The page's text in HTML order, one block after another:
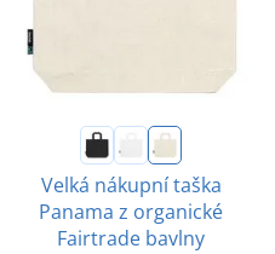
Velká nákupní taška
Panama z organické
Fairtrade bavlny